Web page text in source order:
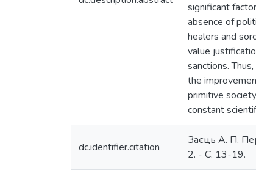
significant
absence of
healers and
value
sanctions.
the
primitive
constant
dc.identifier.citation
Заєць А. П.
2. - С. 13-19.